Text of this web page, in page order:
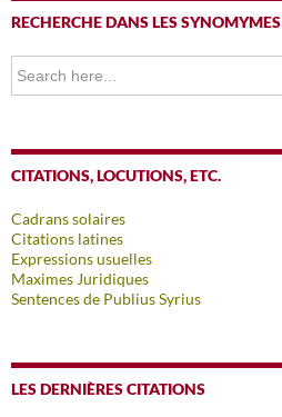
RECHERCHE DANS LES SYNOMYMES
Search
for:
CITATIONS, LOCUTIONS, ETC.
Cadrans solaires
Citations latines
Expressions usuelles
Maximes Juridiques
Sentences de Publius Syrius
LES DERNIÈRES CITATIONS